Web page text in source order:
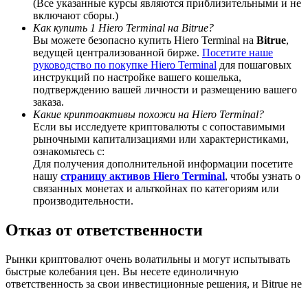
BTC Welcome Rewards
Deposit & Trade BTC to Share 25000 USDT prize pool!
Share 500000 CASHCAT prize pool
(Все указанные курсы являются приблизительными и не
включают сборы.)
Как купить 1 Hiero Terminal на Bitrue?
Вы можете безопасно купить Hiero Terminal на Bitrue,
ведущей централизованной бирже. Посетите наше
руководство по покупке Hiero Terminal для пошаговых
инструкций по настройке вашего кошелька,
подтверждению вашей личности и размещению вашего
заказа.
Какие криптоактивы похожи на Hiero Terminal?
Если вы исследуете криптовалюты с сопоставимыми
рыночными капитализациями или характеристиками,
ознакомьтесь с:
Для получения дополнительной информации посетите
нашу страницу активов Hiero Terminal, чтобы узнать о
связанных монетах и альткойнах по категориям или
производительности.
Отказ от ответственности
Рынки криптовалют очень волатильны и могут испытывать
быстрые колебания цен. Вы несете единоличную
ответственность за свои инвестиционные решения, и Bitrue не